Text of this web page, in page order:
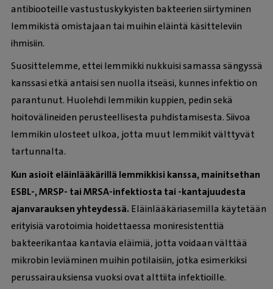
antibiooteille vastustuskykyisten bakteerien siirtyminen
lemmikistä omistajaan tai muihin eläintä käsitteleviin
ihmisiin.
Suosittelemme, ettei lemmikki nukkuisi samassa sängyssä
kanssasi etkä antaisi sen nuolla itseäsi, kunnes infektio on
parantunut. Huolehdi lemmikin kuppien, pedin sekä
hoitovälineiden perusteellisesta puhdistamisesta. Siivoa
lemmikin ulosteet ulkoa, jotta muut lemmikit välttyvät
tartunnalta.
Kun asioit eläinlääkärillä lemmikkisi kanssa, mainitsethan
ESBL-, MRSP- tai MRSA-infektiosta tai -kantajuudesta
ajanvarauksen yhteydessä. Eläinlääkäriasemilla käytetään
erityisiä varotoimia hoidettaessa moniresistenttiä
bakteerikantaa kantavia eläimiä, jotta voidaan välttää
mikrobin leviäminen muihin potilaisiin, jotka esimerkiksi
perussairauksiensa vuoksi ovat alttiita infektioille.